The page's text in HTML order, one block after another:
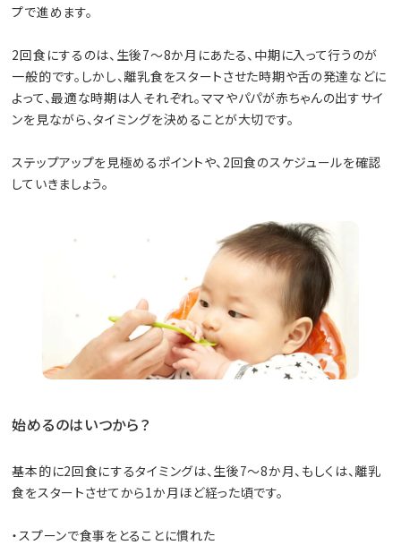
プで進めます。
2回食にするのは、生後7〜8か月にあたる、中期に入って行うのが
一般的です。しかし、離乳食をスタートさせた時期や舌の発達などに
よって、最適な時期は人それぞれ。ママやパパが赤ちゃんの出すサイ
ンを見ながら、タイミングを決めることが大切です。
ステップアップを見極めるポイントや、2回食のスケジュールを確認
していきましょう。
始めるのはいつから？
基本的に2回食にするタイミングは、生後7〜8か月、もしくは、離乳
食をスタートさせてから1か月ほど経った頃です。
・スプーンで食事をとることに慣れた